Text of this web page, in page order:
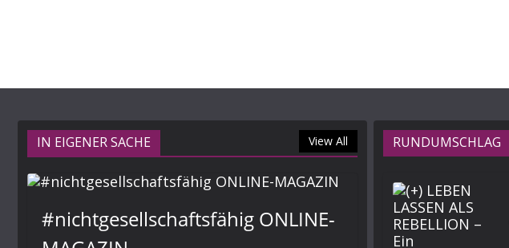
IN EIGENER SACHE View All
#nichtgesellschaftsfähig ONLINE-
RUNDUMSCHLAG